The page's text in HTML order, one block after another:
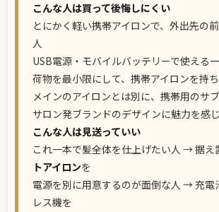
こんな人は買って後悔しにくい
とにかく軽い携帯アイロンで、外出先の
人
USB電源・モバイルバッテリーで使える
荷物を最小限にして、携帯アイロンを持
メインのアイロンとは別に、携帯用のサ
サロン発ブランドのデザインに魅力を感
こんな人は見送っていい
これ一本で髪全体を仕上げたい人 → 据え
トアイロンを
電源を別に用意するのが面倒な人 → 充電
レス機を